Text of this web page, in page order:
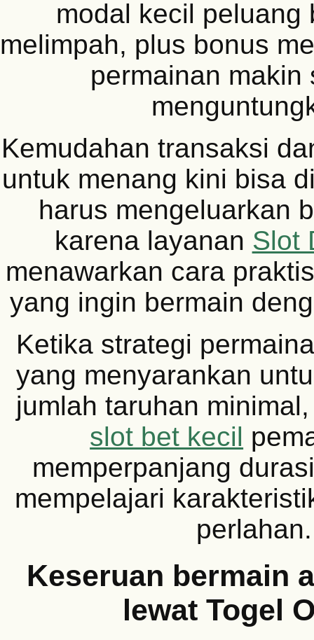
modal kecil peluang
melimpah, plus bonus
permainan makin
Kemudahan transaksi
untuk menang kini bisa
harus mengeluarkan
karena layanan Slot
menawarkan cara
yang ingin bermain
Ketika strategi
yang menyarankan
jumlah taruhan
slot bet kecil
memperpanjang
mempelajari
perlahan.
Keseruan bermain
lewat Togel